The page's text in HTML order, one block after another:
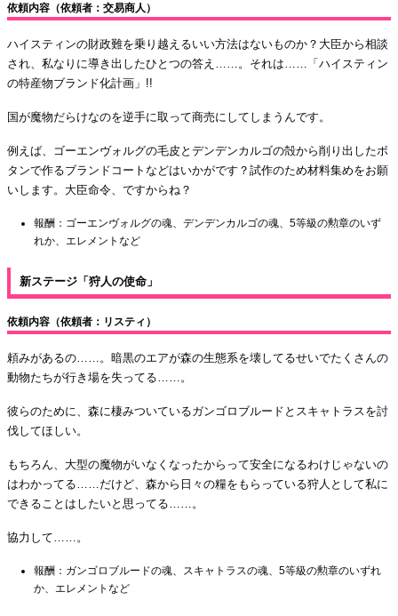
依頼内容（依頼者：交易商人）
ハイスティンの財政難を乗り越えるいい方法はないものか？大臣から相談
され、私なりに導き出したひとつの答え……。それは……「ハイスティン
の特産物ブランド化計画」!!
国が魔物だらけなのを逆手に取って商売にしてしまうんです。
例えば、ゴーエンヴォルグの毛皮とデンデンカルゴの殻から削り出したボ
タンで作るブランドコートなどはいかがです？試作のため材料集めをお願
いします。大臣命令、ですからね？
報酬：ゴーエンヴォルグの魂、デンデンカルゴの魂、5等級の勲章のいず
れか、エレメントなど
新ステージ「狩人の使命」
依頼内容（依頼者：リスティ）
頼みがあるの……。暗黒のエアが森の生態系を壊してるせいでたくさんの
動物たちが行き場を失ってる……。
彼らのために、森に棲みついているガンゴロブルードとスキャトラスを討
伐してほしい。
もちろん、大型の魔物がいなくなったからって安全になるわけじゃないの
はわかってる……だけど、森から日々の糧をもらっている狩人として私に
できることはしたいと思ってる……。
協力して……。
報酬：ガンゴロブルードの魂、スキャトラスの魂、5等級の勲章のいずれ
か、エレメントなど